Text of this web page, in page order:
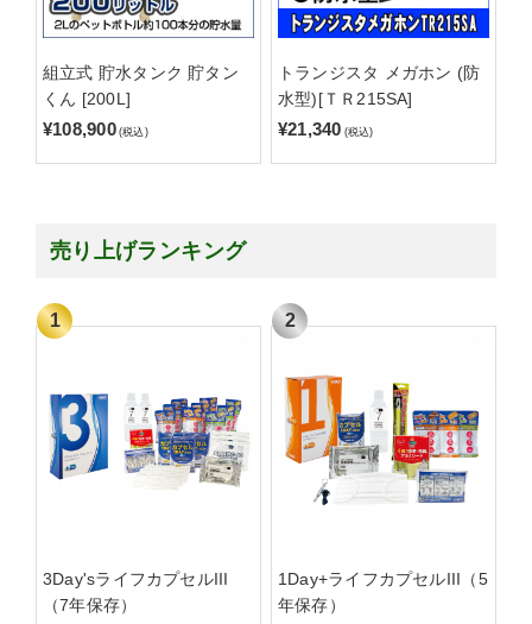
組立式 貯水タンク 貯タン
くん [200L]
¥108,900 (税込)
トランジスタ メガホン (防
水型)[ＴＲ215SA]
¥21,340 (税込)
売り上げランキング
3Day'sライフカプセルIII
（7年保存）
1Day+ライフカプセルIII（5
年保存）